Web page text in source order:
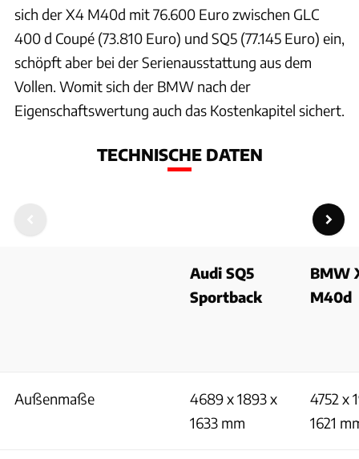
sich der X4 M40d mit 76.600 Euro zwischen GLC
400 d Coupé (73.810 Euro) und SQ5 (77.145 Euro) ein,
schöpft aber bei der Serienausstattung aus dem
Vollen. Womit sich der BMW nach der
Eigenschaftswertung auch das Kostenkapitel sichert.
TECHNISCHE DATEN
Audi SQ5
Sportback
BMW
M40d
Außenmaße
4689 x 1893 x
1633 mm
4752 x
1621